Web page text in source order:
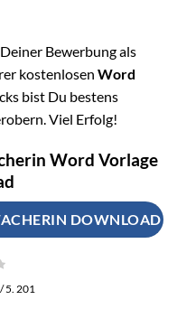
Bewerbung als
kostenlosen Word
bist Du bestens
Viel Erfolg!
Word Vorlage
DOWNLOAD
/ 5. 201